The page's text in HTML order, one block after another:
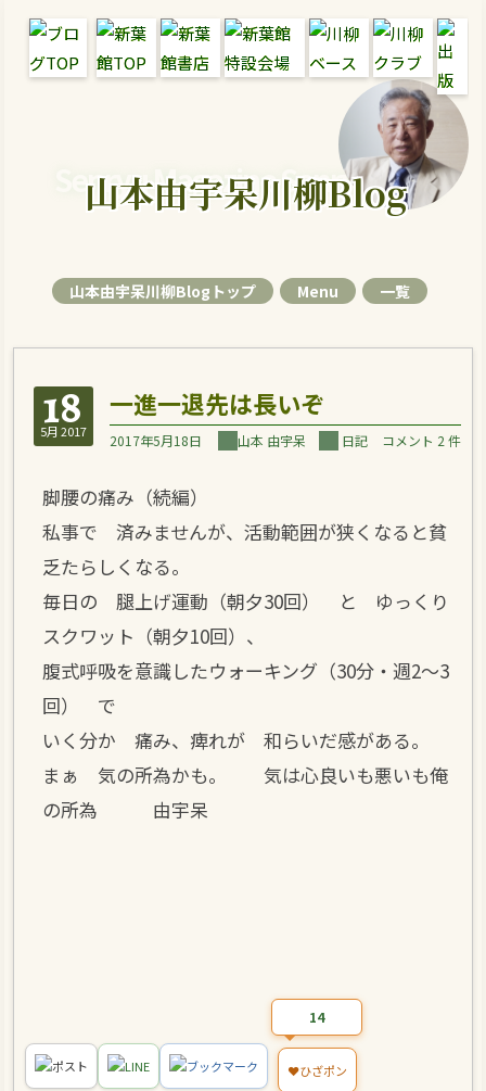
Senryu Magazine Senryu Blog
山本由宇呆川柳Blog
山本由宇呆川柳Blogトップ Menu 一覧
18
5月 2017
一進一退先は長いぞ
2017年5月18日 山本 由宇呆 日記 コメント 2 件
脚腰の痛み（続編）
私事で 済みませんが、活動範囲が狭くなると貧
乏たらしくなる。
毎日の 腿上げ運動（朝夕30回） と ゆっくり
スクワット（朝夕10回）、
腹式呼吸を意識したウォーキング（30分・週2～3
回） で
いく分か 痛み、痺れが 和らいだ感がある。
まぁ 気の所為かも。 気は心良いも悪いも俺
の所為 由宇呆
ポスト LINE ブックマーク
14
❤️ひざポン